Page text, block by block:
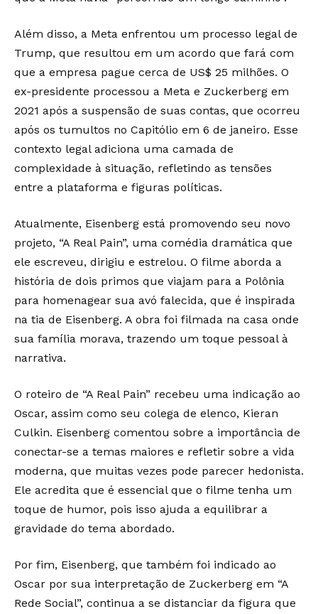
Além disso, a Meta enfrentou um processo legal de
Trump, que resultou em um acordo que fará com
que a empresa pague cerca de US$ 25 milhões. O
ex-presidente processou a Meta e Zuckerberg em
2021 após a suspensão de suas contas, que ocorreu
após os tumultos no Capitólio em 6 de janeiro. Esse
contexto legal adiciona uma camada de
complexidade à situação, refletindo as tensões
entre a plataforma e figuras políticas.
Atualmente, Eisenberg está promovendo seu novo
projeto, “A Real Pain”, uma comédia dramática que
ele escreveu, dirigiu e estrelou. O filme aborda a
história de dois primos que viajam para a Polônia
para homenagear sua avó falecida, que é inspirada
na tia de Eisenberg. A obra foi filmada na casa onde
sua família morava, trazendo um toque pessoal à
narrativa.
O roteiro de “A Real Pain” recebeu uma indicação ao
Oscar, assim como seu colega de elenco, Kieran
Culkin. Eisenberg comentou sobre a importância de
conectar-se a temas maiores e refletir sobre a vida
moderna, que muitas vezes pode parecer hedonista.
Ele acredita que é essencial que o filme tenha um
toque de humor, pois isso ajuda a equilibrar a
gravidade do tema abordado.
Por fim, Eisenberg, que também foi indicado ao
Oscar por sua interpretação de Zuckerberg em “A
Rede Social”, continua a se distanciar da figura que